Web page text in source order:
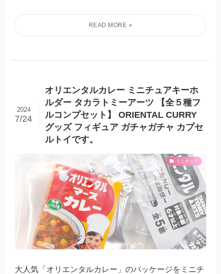
オリエンタルカレー ミニチュアキーホ
ルダー タカラトミーアーツ 【全５種フ
ルコンプセット】 ORIENTAL CURRY
グッズ フィギュア ガチャガチャ カプセ
ルトイです。
2024
7/24
ミニチュア
大人気「オリエンタルカレー」のパッケージをミニチ